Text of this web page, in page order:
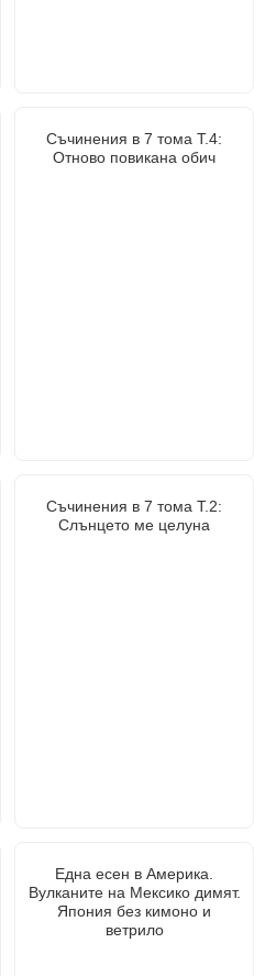
Съчинения в 7 тома Т.4:
Отново повикана обич
Съчинения в 7 тома Т.2:
Слънцето ме целуна
Една есен в Америка.
Вулканите на Мексико димят.
Япония без кимоно и
ветрило